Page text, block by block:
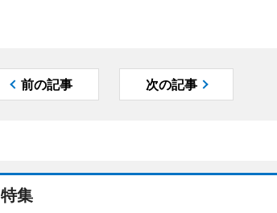
前の記事 次の記事
特集